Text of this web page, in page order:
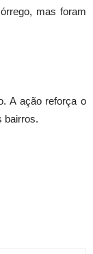
mas foram
A ação reforça o
bairros.